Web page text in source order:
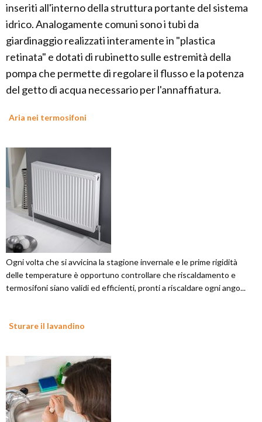
inseriti all'interno della struttura portante del sistema
idrico. Analogamente comuni sono i tubi da
giardinaggio realizzati interamente in "plastica
retinata" e dotati di rubinetto sulle estremità della
pompa che permette di regolare il flusso e la potenza
del getto di acqua necessario per l'annaffiatura.
Aria nei termosifoni
Ogni volta che si avvicina la stagione invernale e le prime rigidità
delle temperature è opportuno controllare che riscaldamento e
termosifoni siano validi ed efficienti, pronti a riscaldare ogni ango...
Sturare il lavandino